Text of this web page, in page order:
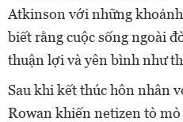
Atkinson với những
biết rằng cuộc sống ngoài
thuận lợi và yên bình như
Sau khi kết thúc hôn nhân
Rowan khiến netizen tò